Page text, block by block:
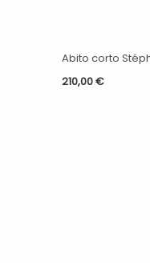
Abito corto
210,00€